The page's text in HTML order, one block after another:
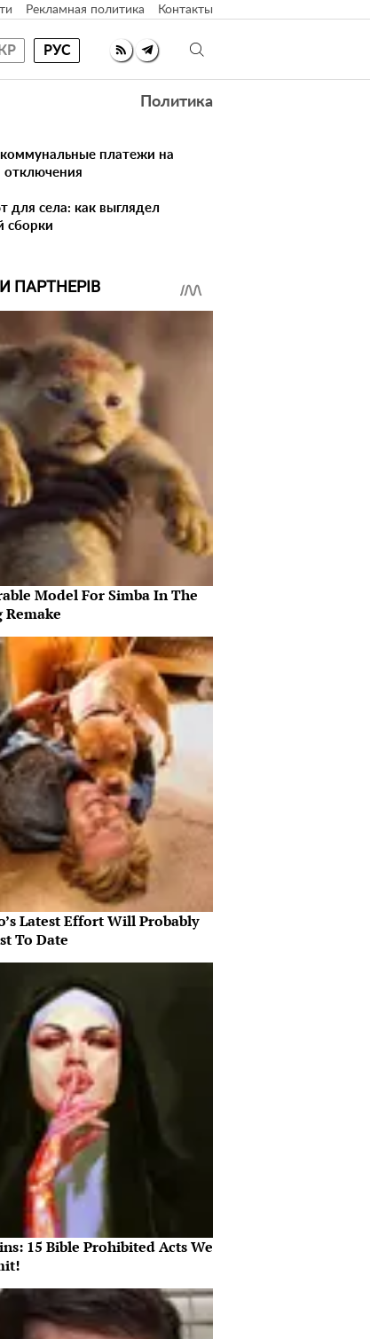
Рекламная политика Контакты
РУС
Политика
платежи на
отключения
для села: как выглядел
сборки
ПАРТНЕРІВ
Model For Simba In The
Remake
Latest Effort Will Probably
To Date
15 Bible Prohibited Acts We